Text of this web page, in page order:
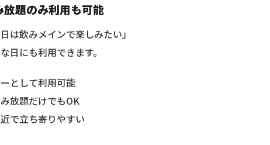
放題のみ利用も可能
日は飲みメインで楽しみたい」
日にも利用できます。
ーとして利用可能
み放題だけでもOK
近で立ち寄りやすい